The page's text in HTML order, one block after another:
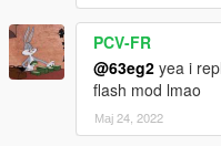
PCV-FR
@63eg2 yea i
flash mod lmao
Мај 24, 2022